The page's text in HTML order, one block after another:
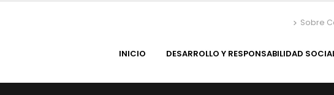
Sobre
INICIO DESARROLLO Y RESPONSABILIDAD